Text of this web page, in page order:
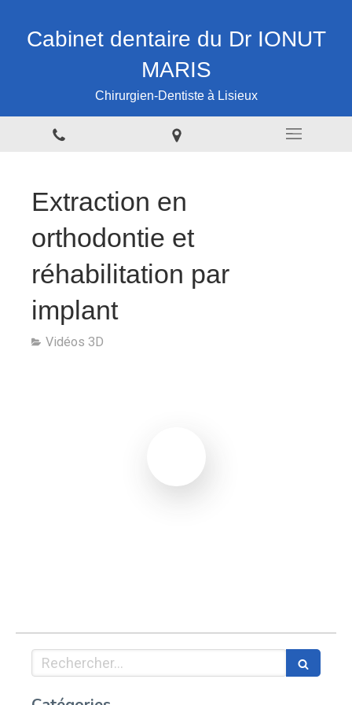
Cabinet dentaire du Dr IONUT
MARIS
Chirurgien-Dentiste à Lisieux
Extraction en
orthodontie et
réhabilitation par
implant
Vidéos 3D
Rechercher